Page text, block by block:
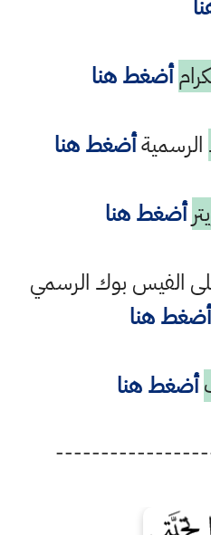
أضغط هنا
الرسميةأضغط هنا
أضغط هنا
الفيس بوك الرسمي
أضغط هنا
أضغط هنا